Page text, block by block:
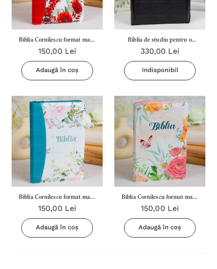
Biblia Cornilescu format mare
Dumitru Cornilescu 076 ZTI -
Rosu Floral
150,00 Lei
Adaugă în coș
Biblia de studiu pentru o
viata deplina - Negru (cu
fermoar)
330,00 Lei
Indisponibil
Biblia Cornilescu format mare
Dumitru Cornilescu 076 ZTI -
Turcoaz Floral
150,00 Lei
Adaugă în coș
Biblia Cornilescu format mare
Dumitru Cornilescu 076 ZTI -
Roz Floral
150,00 Lei
Adaugă în coș